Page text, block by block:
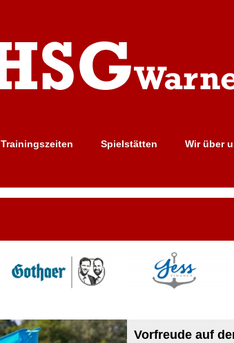
Trainingszeiten Spielstätten Wir über
Vorfreude auf